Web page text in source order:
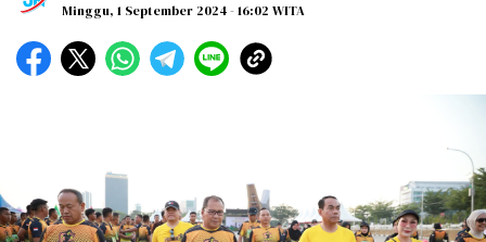
Minggu, 1 September 2024- 16:02 WITA